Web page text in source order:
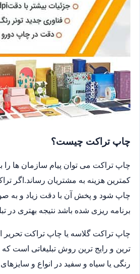
چاپ تراکت چیست؟
چاپ تراکت می توان پیام سازمان ها را
کمترین هزینه به مشتریان رساند.اگر
چاپ شود و پخش آن با دقت زیاد و به
برنامه ریزی شده باشد نتیجه بهتری در
چاپ تراکت گلاسه یا چاپ تراکت تحریر
ترین و رایج ترین روش تبلیغاتی است